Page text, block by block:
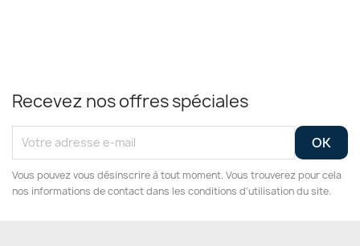
Recevez nos offres spéciales
Vous pouvez vous désinscrire à tout moment. Vous trouverez pour cela
nos informations de contact dans les conditions d'utilisation du site.